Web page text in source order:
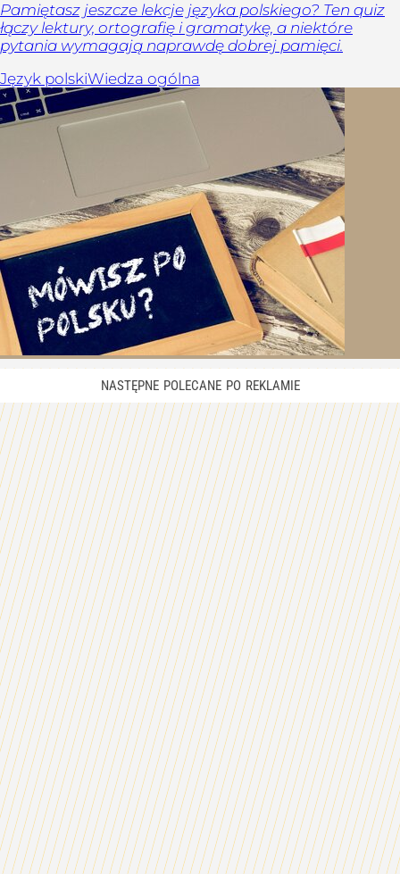
Pamiętasz jeszcze lekcje języka polskiego? Ten quiz
łączy lektury, ortografię i gramatykę, a niektóre
pytania wymagają naprawdę dobrej pamięci.
Język polskiWiedza ogólna